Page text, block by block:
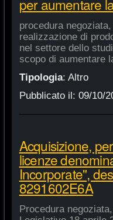
per aumentare
procedura
realizzazione di
nel settore dello
scopo di aumentare
Tipologia: Altro
Pubblicato il: 09/10/
Acquisizione,
licenze
Incorporate",
8291602E6A
Procedura